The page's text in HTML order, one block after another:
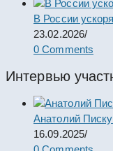
В России
23.02.2026/
0 Comments
Интервью
Анатолий
16.09.2025/